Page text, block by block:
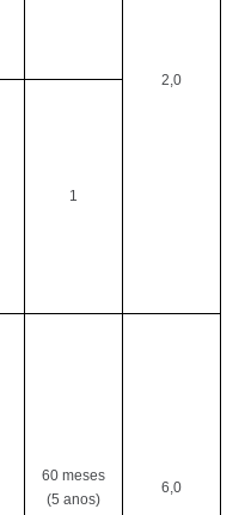
2,0
1
60 meses
(5 anos)
6,0